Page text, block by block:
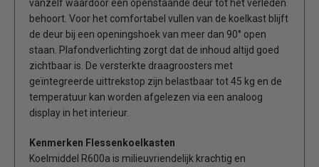
vanzelf waardoor een openstaande deur tot het verleden
behoort. Voor het comfortabel vullen van de koelkast blijft
de deur bij een openingshoek van meer dan 90° open
staan. Plafondverlichting zorgt dat de inhoud altijd goed
zichtbaar is. De versterkte draagroosters met
geïntegreerde uittrekstop zijn belastbaar tot 45 kg en de
temperatuur kan worden afgelezen via een analoog
display in het interieur.
Kenmerken Flessenkoelkasten
Koelmiddel R600a is milieuvriendelijk krachtig en